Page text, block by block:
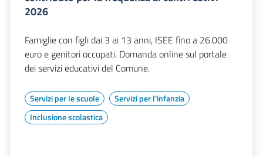
2026
Famiglie con figli dai 3 ai 13 anni, ISEE fino a 26.000
euro e genitori occupati. Domanda online sul portale
dei servizi educativi del Comune.
Servizi per le scuole
Servizi per l'infanzia
Inclusione scolastica